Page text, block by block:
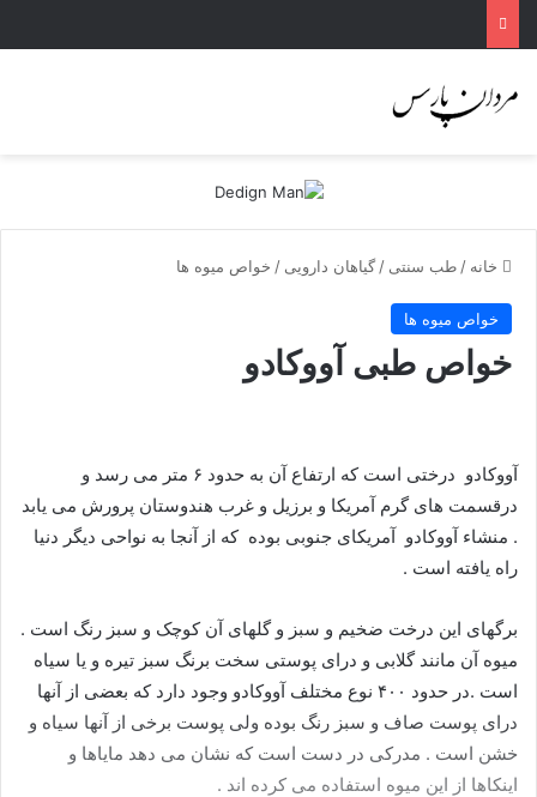
خانه / طب سنتی / گیاهان دارویی / خواص میوه ها
خواص میوه ها
خواص طبی آووکادو
آووکادو درختی است که ارتفاع آن به حدود ۶ متر می رسد و
درقسمت های گرم آمریکا و برزیل و غرب هندوستان پرورش می یابد
. منشاء آووکادو آمریکای جنوبی بوده که از آنجا به نواحی دیگر دنیا
راه یافته است .
برگهای این درخت ضخیم و سبز و گلهای آن کوچک و سبز رنگ است .
میوه آن مانند گلابی و درای پوستی سخت برنگ سبز تیره و یا سیاه
است .در حدود ۴۰۰ نوع مختلف آووکادو وجود دارد که بعضی از آنها
درای پوست صاف و سبز رنگ بوده ولی پوست برخی از آنها سیاه و
خشن است . مدرکی در دست است که نشان می دهد مایاها و
اینکاها از این میوه استفاده می کرده اند .